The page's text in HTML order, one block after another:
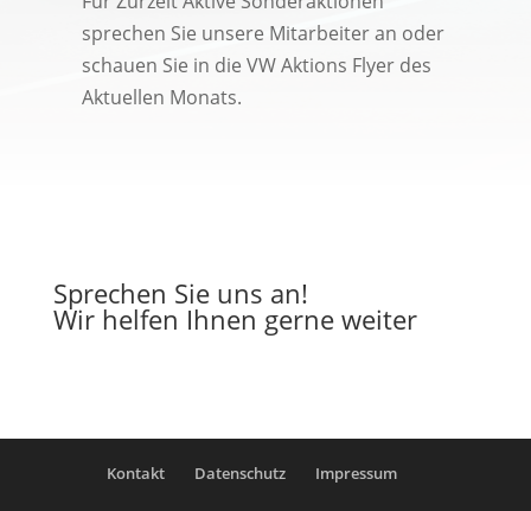
sprechen Sie unsere Mitarbeiter an oder
schauen Sie in die VW Aktions Flyer des
Aktuellen Monats.
Sprechen Sie uns an!
Wir helfen Ihnen gerne weiter
Kontakt Datenschutz Impressum